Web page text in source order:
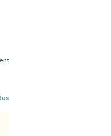
catégorie : Culture et rayonnement